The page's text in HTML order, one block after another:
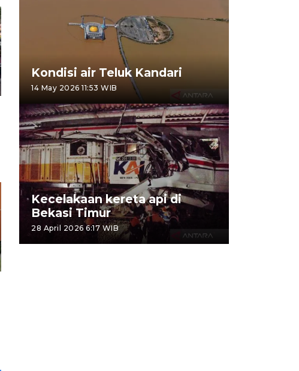
Kondisi air Teluk Kandari
14 May 2026 11:53 WIB
Kecelakaan kereta api di
Bekasi Timur
28 April 2026 6:17 WIB